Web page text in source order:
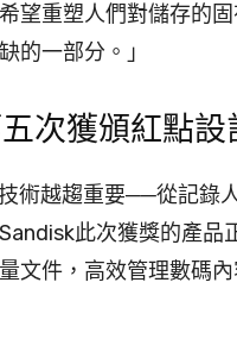
望重塑人們對儲存的
的一部分。」
次獲頒紅點設
術越趨重要──從記錄
此次獲獎的產品
文件，高效管理數碼